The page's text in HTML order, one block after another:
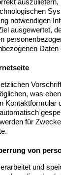
notwendigen
ausgewertet,
Daten
was
für
von
und